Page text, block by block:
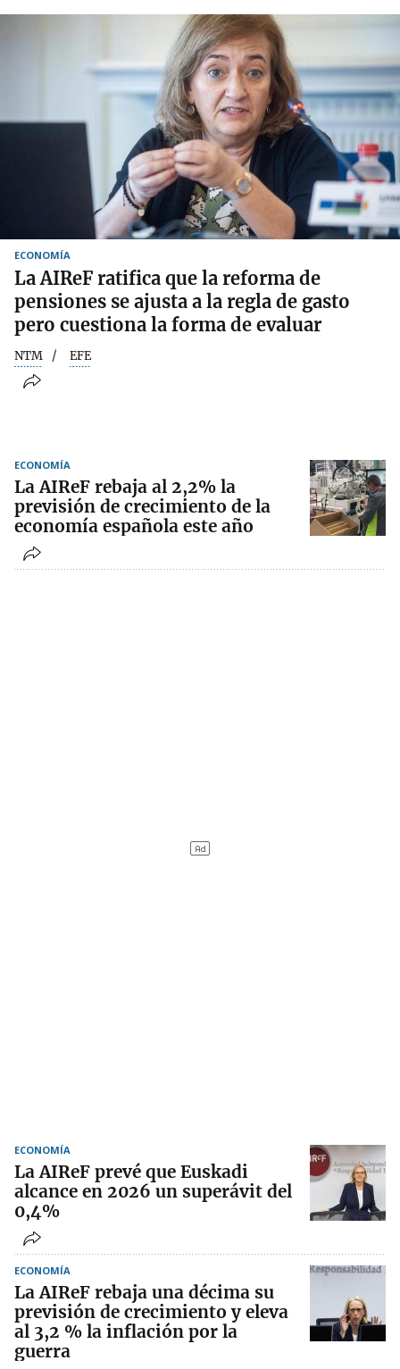
ECONOMÍA
La AIReF ratifica que la reforma de
pensiones se ajusta a la regla de gasto
pero cuestiona la forma de evaluar
NTM EFE
ECONOMÍA
La AIReF rebaja al 2,2% la
previsión de crecimiento de la
economía española este año
ECONOMÍA
La AIReF prevé que Euskadi
alcance en 2026 un superávit del
0,4%
ECONOMÍA
La AIReF rebaja una décima su
previsión de crecimiento y eleva
al 3,2 % la inflación por la
guerra